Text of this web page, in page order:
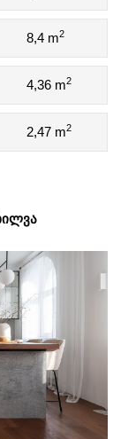
8,4 m2
4,36 m2
2,47 m2